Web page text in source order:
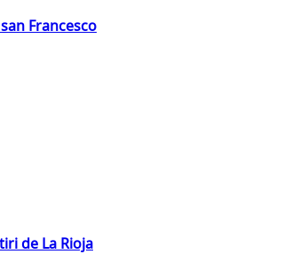
Francesco
de La Rioja